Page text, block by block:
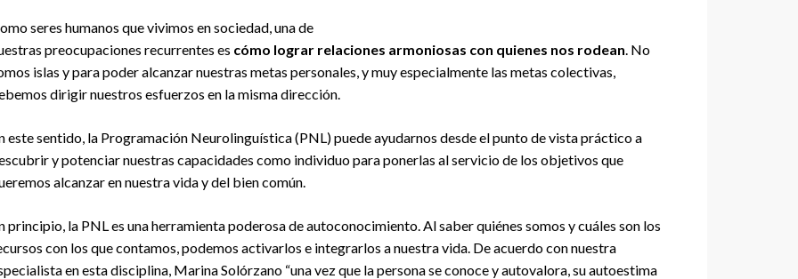
seres humanos que vivimos en sociedad, una de
preocupaciones recurrentes es cómo lograr relaciones armoniosas con quienes nos rodean. No
islas y para poder alcanzar nuestras metas personales, y muy especialmente las metas colectivas,
dirigir nuestros esfuerzos en la misma dirección.
este sentido, la Programación Neurolinguística (PNL) puede ayudarnos desde el punto de vista práctico a
y potenciar nuestras capacidades como individuo para ponerlas al servicio de los objetivos que
alcanzar en nuestra vida y del bien común.
principio, la PNL es una herramienta poderosa de autoconocimiento. Al saber quiénes somos y cuáles son los
con los que contamos, podemos activarlos e integrarlos a nuestra vida. De acuerdo con nuestra
en esta disciplina, Marina Solórzano “una vez que la persona se conoce y autovalora, su autoestima